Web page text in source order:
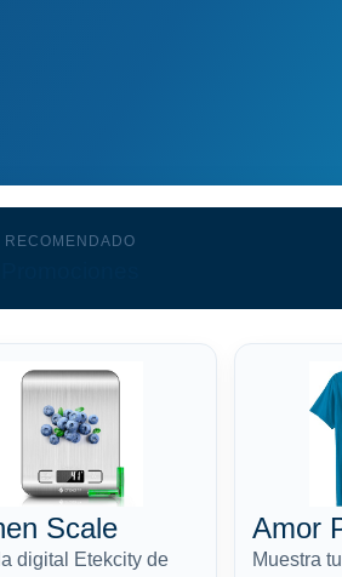
RECOMENDADO
Scale
digital Etekcity de
Amor
Muestra